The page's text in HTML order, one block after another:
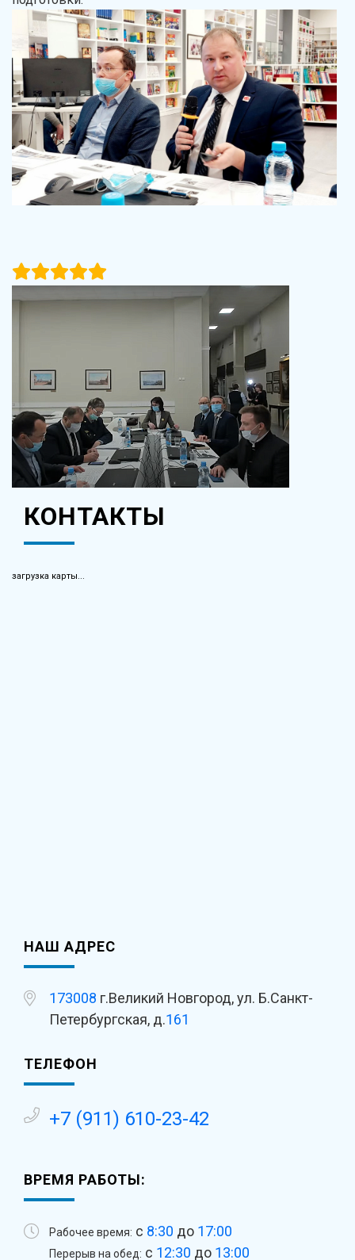
КОНТАКТЫ
загрузка карты...
НАШ АДРЕС
173008 г.Великий Новгород, ул. Б.Санкт-
Петербургская, д.161
ТЕЛЕФОН
+7 (911) 610-23-42
ВРЕМЯ РАБОТЫ:
Рабочее время: с 8:30 до 17:00
Перерыв на обед: с 12:30 до 13:00